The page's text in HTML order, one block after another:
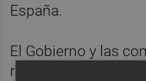
España.
El Gobierno y las
recuperar los